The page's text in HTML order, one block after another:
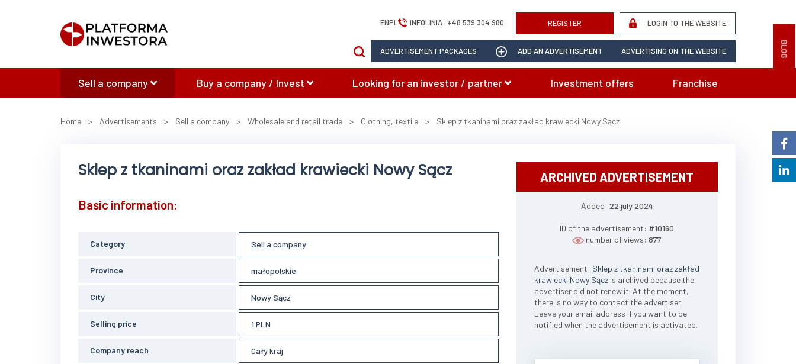
BLOG
ENPL INFOLINIA: +48 539 304 980 REGISTER LOGIN TO THE WEBSITE
ADVERTISEMENT PACKAGES ADD AN ADVERTISEMENT ADVERTISING ON THE WEBSITE
Sell a company Buy a company / Invest Looking for an investor / partner Investment offers Franchise
Home > Advertisements > Sell a company > Wholesale and retail trade > Clothing, textile > Sklep z tkaninami oraz zakład krawiecki Nowy Sącz
Sklep z tkaninami oraz zakład krawiecki Nowy Sącz
Basic information:
Category Sell a company
Province małopolskie
City Nowy Sącz
Selling price 1 PLN
Company reach Cały kraj
ARCHIVED ADVERTISEMENT
Added: 22 july 2024
ID of the advertisement: #10160
number of views:877
Advertisement: Sklep z tkaninami oraz zakład
krawiecki Nowy Sącz is archived because the
advertiser did not renew it. At the moment,
there is no way to contact the advertiser.
Leave your email address if you want to be
notified when the advertisement is activated.